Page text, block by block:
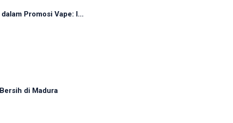
Promosi Vape: I...
di Madura